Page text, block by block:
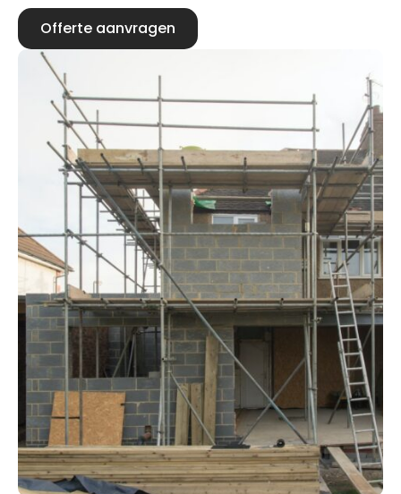
Offerte aanvragen